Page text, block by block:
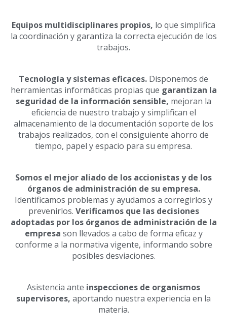
Equipos multidisciplinares propios, lo que simplifica
la coordinación y garantiza la correcta ejecución de los
trabajos.
Tecnología y sistemas eficaces. Disponemos de
herramientas informáticas propias que garantizan la
seguridad de la información sensible, mejoran la
eficiencia de nuestro trabajo y simplifican el
almacenamiento de la documentación soporte de los
trabajos realizados, con el consiguiente ahorro de
tiempo, papel y espacio para su empresa.
Somos el mejor aliado de los accionistas y de los
órganos de administración de su empresa.
Identificamos problemas y ayudamos a corregirlos y
prevenirlos. Verificamos que las decisiones
adoptadas por los órganos de administración de la
empresa son llevados a cabo de forma eficaz y
conforme a la normativa vigente, informando sobre
posibles desviaciones.
Asistencia ante inspecciones de organismos
supervisores, aportando nuestra experiencia en la
materia.